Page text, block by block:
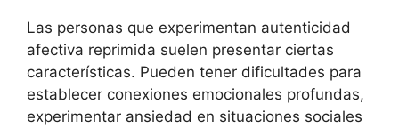
Las personas que experimentan autenticidad
afectiva reprimida suelen presentar ciertas
características. Pueden tener dificultades para
establecer conexiones emocionales profundas,
experimentar ansiedad en situaciones sociales